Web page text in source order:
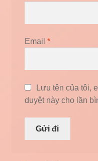
Email *
Lưu tên của tôi,
duyệt này cho lần